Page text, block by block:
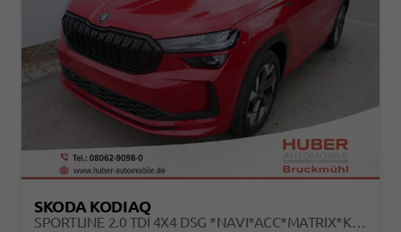
SKODA KODIAQ
SPORTLINE 2.0 TDI 4X4 DSG *NAVI*ACC*MATRIX*KAMERA*AHK*EL.-HECKKLAPPE